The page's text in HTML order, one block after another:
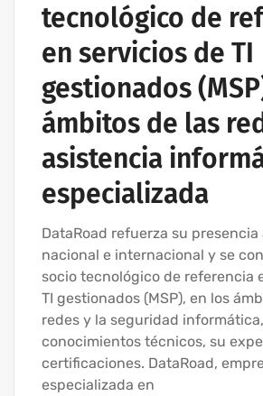
tecnológico de
en servicios de TI
gestionados
ámbitos de las
asistencia
especializada
DataRoad refuerza su presencia
nacional e internacional y se
socio tecnológico de referencia
TI gestionados (MSP), en los
redes y la seguridad
conocimientos técnicos, su
certificaciones. DataRoad,
especializada en